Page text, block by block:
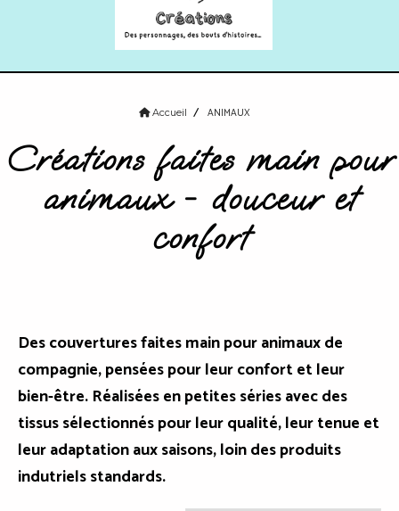
Accueil ANIMAUX
Créations faites main pour
animaux - douceur et
confort
Des couvertures faites main pour animaux de
compagnie, pensées pour leur confort et leur
bien-être. Réalisées en petites séries avec des
tissus sélectionnés pour leur qualité, leur tenue et
leur adaptation aux saisons, loin des produits
indutriels standards.